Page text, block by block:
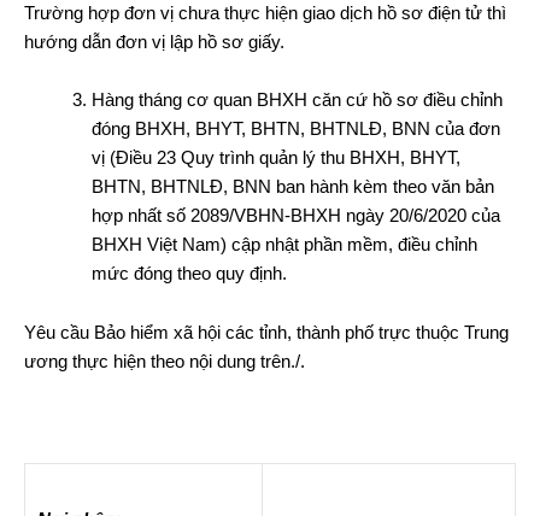
Trường hợp đơn vị chưa thực hiện giao dịch hồ sơ điện tử thì
hướng dẫn đơn vị lập hồ sơ giấy.
Hàng tháng cơ quan BHXH căn cứ hồ sơ điều chỉnh
đóng BHXH, BHYT, BHTN, BHTNLĐ, BNN của đơn
vị (Điều 23 Quy trình quản lý thu BHXH, BHYT,
BHTN, BHTNLĐ, BNN ban hành kèm theo văn bản
hợp nhất số 2089/VBHN-BHXH ngày 20/6/2020 của
BHXH Việt Nam) cập nhật phần mềm, điều chỉnh
mức đóng theo quy định.
Yêu cầu Bảo hiểm xã hội các tỉnh, thành phố trực thuộc Trung
ương thực hiện theo nội dung trên./.